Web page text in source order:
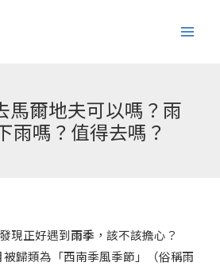
馬爾地夫可以嗎？雨
雨嗎？值得去嗎？
現正好遇到雨季 ，該不該擔心？
被歸類為「西南季風季節」（俗稱雨